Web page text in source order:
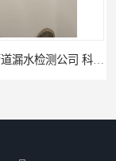
工厂供热管道漏水检测公司 科探管道工程